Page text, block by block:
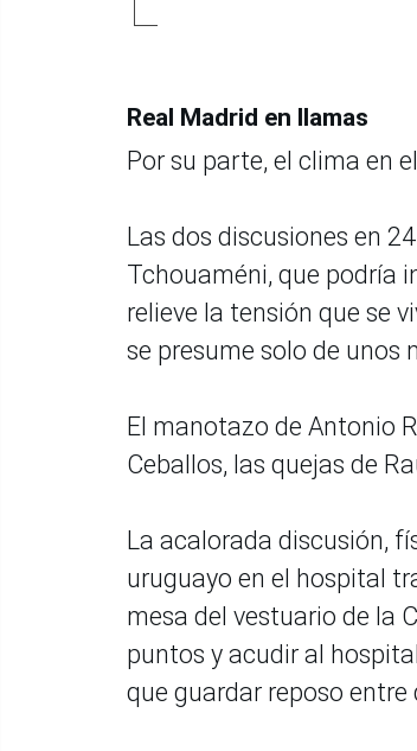
Real Madrid en llamas
Por su parte, el clima en
Las dos discusiones en
Tchouaméni, que podría
relieve la tensión que se
se presume solo de unos
El manotazo de Antonio
Ceballos, las quejas de
La acalorada discusión,
uruguayo en el hospital
mesa del vestuario de la
puntos y acudir al
que guardar reposo entre